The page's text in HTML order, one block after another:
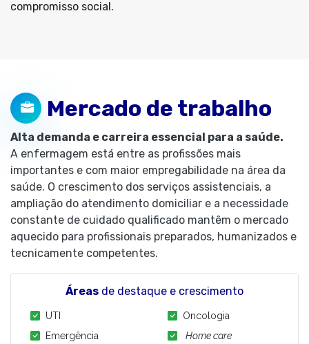
compromisso social.
Mercado de trabalho
Alta demanda e carreira essencial para a saúde.
A enfermagem está entre as profissões mais
importantes e com maior empregabilidade na área da
saúde. O crescimento dos serviços assistenciais, a
ampliação do atendimento domiciliar e a necessidade
constante de cuidado qualificado mantêm o mercado
aquecido para profissionais preparados, humanizados e
tecnicamente competentes.
Áreas de destaque e crescimento
UTI
Emergência
Oncologia
Home care